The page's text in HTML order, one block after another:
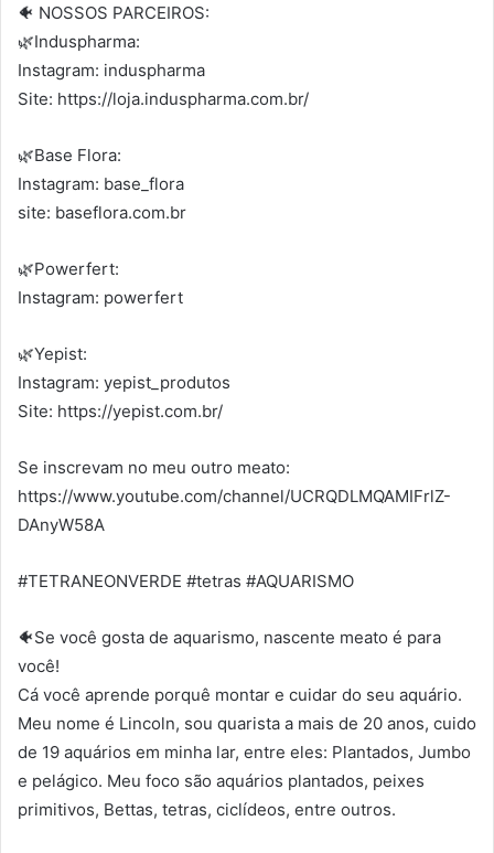
🐠 NOSSOS PARCEIROS:
🌿Induspharma:
Instagram: induspharma
Site: https://loja.induspharma.com.br/
🌿Base Flora:
Instagram: base_flora
site: baseflora.com.br
🌿Powerfert:
Instagram: powerfert
🌿Yepist:
Instagram: yepist_produtos
Site: https://yepist.com.br/
Se inscrevam no meu outro meato:
https://www.youtube.com/channel/UCRQDLMQAMIFrlZ-
DAnyW58A
#TETRANEONVERDE #tetras #AQUARISMO
🐠Se você gosta de aquarismo, nascente meato é para
você!
Cá você aprende porquê montar e cuidar do seu aquário.
Meu nome é Lincoln, sou quarista a mais de 20 anos, cuido
de 19 aquários em minha lar, entre eles: Plantados, Jumbo
e pelágico. Meu foco são aquários plantados, peixes
primitivos, Bettas, tetras, ciclídeos, entre outros.